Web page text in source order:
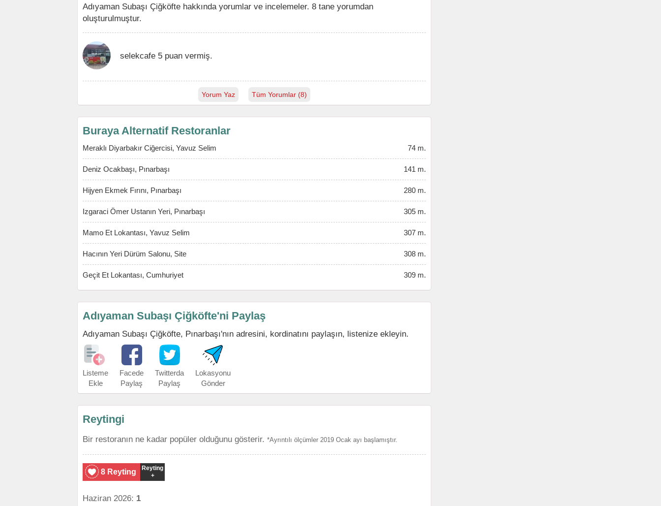
Adıyaman Subaşı Çiğköfte hakkında yorumlar ve incelemeler. 8 tane yorumdan
oluşturulmuştur.
selekcafe 5 puan vermiş.
Yorum Yaz Tüm Yorumlar (8)
Buraya Alternatif Restoranlar
Meraklı Diyarbakır Ciğercisi, Yavuz Selim 74 m.
Deniz Ocakbaşı, Pınarbaşı 141 m.
Hijyen Ekmek Fırını, Pınarbaşı 280 m.
Izgaraci Ömer Ustanın Yeri, Pınarbaşı 305 m.
Mamo Et Lokantası, Yavuz Selim 307 m.
Hacının Yeri Dürüm Salonu, Site 308 m.
Geçit Et Lokantası, Cumhuriyet 309 m.
Adıyaman Subaşı Çiğköfte'ni Paylaş
Adıyaman Subaşı Çiğköfte, Pınarbaşı'nın adresini, kordinatını paylaşın, listenize ekleyin.
Listeme
Ekle
Facede
Paylaş
Twitterda
Paylaş
Lokasyonu
Gönder
Reytingi
Bir restoranın ne kadar popüler olduğunu gösterir. *Ayrıntılı ölçümler 2019 Ocak ayı başlamıştır.
8 Reyting
Reyting
+
Haziran 2026: 1